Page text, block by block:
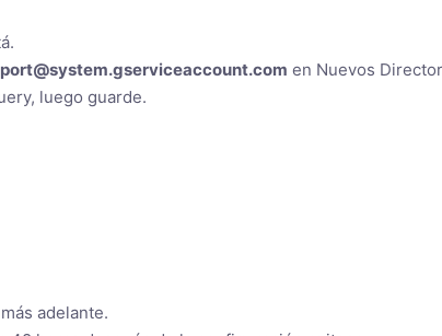
en Nuevos
luego guarde.
adelante.